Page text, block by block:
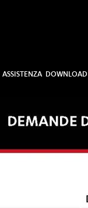
ASSISTENZA DOWNLOAD